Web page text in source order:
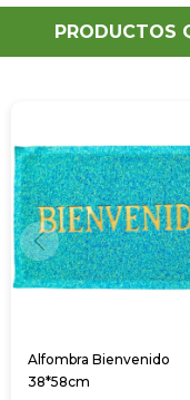
PRODUCTOS
Alfombra Bienvenido
38*58cm